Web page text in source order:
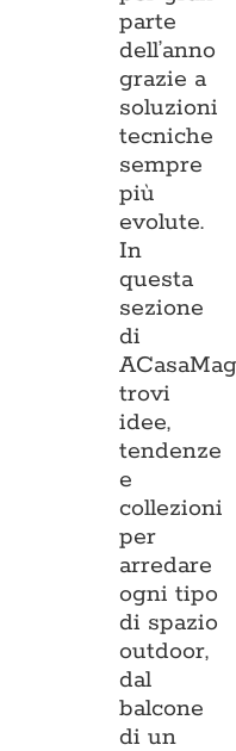
parte
dell’anno
grazie a
soluzioni
tecniche
sempre
più
evolute.
In
questa
sezione
di
trovi
idee,
tendenze
e
collezioni
per
arredare
ogni tipo
di spazio
outdoor,
dal
balcone
di un